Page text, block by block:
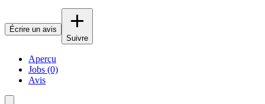
Écrire un avis
Suivre
Aperçu
Jobs (0)
Avis